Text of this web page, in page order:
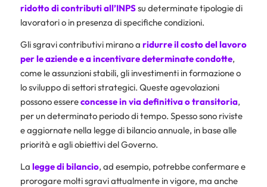
ridotto di contributi all’INPSsu determinate tipologie di
lavoratori o in presenza di specifiche condizioni.
Gli sgravi contributivi mirano a ridurre il costo del lavoro
per le aziende e a incentivare determinate condotte,
come le assunzioni stabili, gli investimenti in formazione o
lo sviluppo di settori strategici. Queste agevolazioni
possono essereconcesse in via definitiva o transitoria,
per un determinato periodo di tempo. Spesso sono riviste
e aggiornate nella legge di bilancio annuale, in base alle
priorità e agli obiettivi del Governo.
La legge di bilancio, ad esempio, potrebbe confermare e
prorogare molti sgravi attualmente in vigore, ma anche